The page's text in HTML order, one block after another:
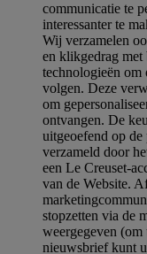
communicatie te
interessanter te
Wij verzamelen
en klikgedrag met
technologieën om
volgen. Deze
om
ontvangen. De
uitgeoefend op de
verzameld door
een Le Creuset-
van de Website.
stopzetten via de
weergegeven
nieuwsbrief kunt